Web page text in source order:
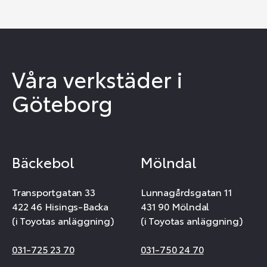
Våra verkstäder i
Göteborg
Bäckebol
Transportgatan 33
422 46 Hisings-Backa
(i Toyotas anläggning)
031-725 23 70
Mölndal
Lunnagårdsgatan 11
431 90 Mölndal
(i Toyotas anläggning)
031-750 24 70